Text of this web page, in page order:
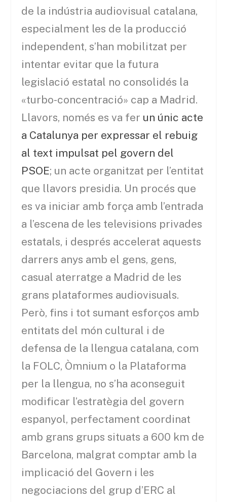
de la indústria audiovisual catalana,
especialment les de la producció
independent, s’han mobilitzat per
intentar evitar que la futura
legislació estatal no consolidés la
«turbo-concentració» cap a Madrid.
Llavors, només es va fer un únic acte
a Catalunya per expressar el rebuig
al text impulsat pel govern del
PSOE; un acte organitzat per l’entitat
que llavors presidia. Un procés que
es va iniciar amb força amb l’entrada
a l’escena de les televisions privades
estatals, i després accelerat aquests
darrers anys amb el gens, gens,
casual aterratge a Madrid de les
grans plataformes audiovisuals.
Però, fins i tot sumant esforços amb
entitats del món cultural i de
defensa de la llengua catalana, com
la FOLC, Òmnium o la Plataforma
per la llengua, no s’ha aconseguit
modificar l’estratègia del govern
espanyol, perfectament coordinat
amb grans grups situats a 600 km de
Barcelona, malgrat comptar amb la
implicació del Govern i les
negociacions del grup d’ERC al